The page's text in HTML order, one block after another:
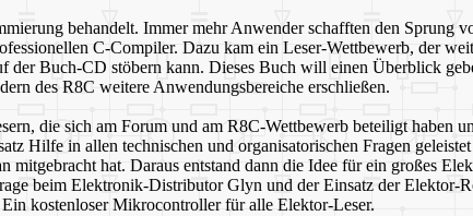
behandelt. Immer mehr Anwender schafften den Sprung
C-Compiler. Dazu kam ein Leser-Wettbewerb, der
der Buch-CD stöbern kann. Dieses Buch will einen Überblick
des R8C weitere Anwendungsbereiche erschließen.
die sich am Forum und am R8C-Wettbewerb beteiligt haben
Hilfe in allen technischen und organisatorischen Fragen
hat. Daraus entstand dann die Idee für ein großes
beim Elektronik-Distributor Glyn und der Einsatz der Elektor-
kostenloser Mikrocontroller für alle Elektor-Leser.